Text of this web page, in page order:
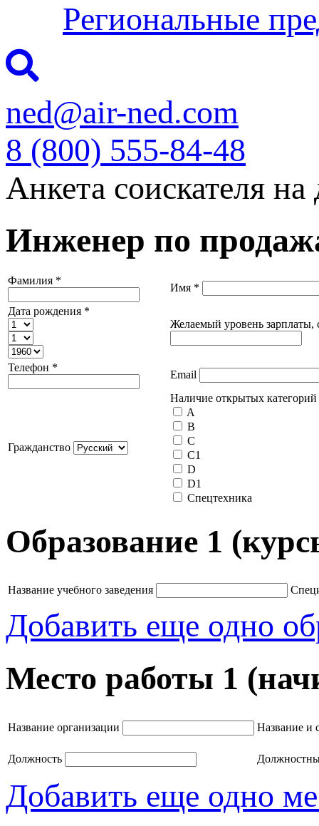
Региональные
ned@air-ned.com
8 (800) 555-84-48
Анкета соискателя
Инженер по
Фамилия *
Имя *
Дата рождения *
Желаемый уровень зарплаты,
Телефон *
Email
Гражданство
Наличие открытых категорий
A
B
C
C1
D
D1
Спецтехника
Образование 1
Название учебного заведения
Добавить еще одно
Место работы 1
Название организации Название и
Должность
Добавить еще одно